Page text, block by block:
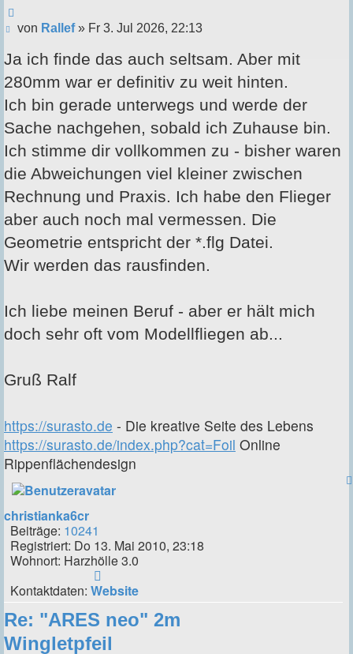
Beitrag
von Rallef» Fr 3. Jul 2026, 22:13
Ja ich finde das auch seltsam. Aber mit
280mm war er definitiv zu weit hinten.
Ich bin gerade unterwegs und werde der
Sache nachgehen, sobald ich Zuhause bin.
Ich stimme dir vollkommen zu - bisher waren
die Abweichungen viel kleiner zwischen
Rechnung und Praxis. Ich habe den Flieger
aber auch noch mal vermessen. Die
Geometrie entspricht der *.flg Datei.
Wir werden das rausfinden.
Ich liebe meinen Beruf - aber er hält mich
doch sehr oft vom Modellfliegen ab...
Gruß Ralf
https://surasto.de - Die kreative Seite des Lebens
https://surasto.de/index.php?cat=Foil Online
Rippenflächendesign
christianka6cr
Beiträge: 10241
Registriert: Do 13. Mai 2010, 23:18
Wohnort: Harzhölle 3.0
Kontaktdaten:
von
Website
Re: "ARES neo" 2m
Wingletpfeil